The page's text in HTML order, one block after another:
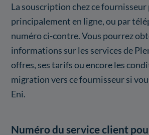
La souscription chez ce fournisseur
principalement en ligne, ou par
numéro ci-contre. Vous pourrez
informations sur les services de
offres, ses tarifs ou encore les
migration vers ce fournisseur si
Eni.
Numéro du service client